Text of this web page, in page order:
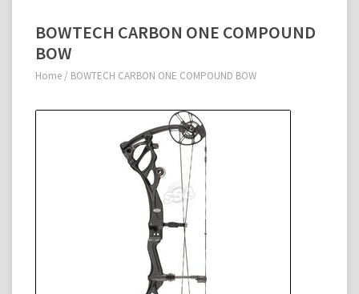
BOWTECH CARBON ONE COMPOUND
BOW
Home / BOWTECH CARBON ONE COMPOUND BOW